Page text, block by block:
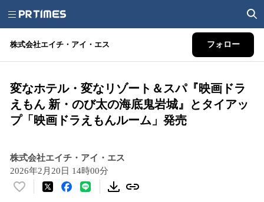
株式会社エイチ・アイ・エス フォロー
変なホテル・変なリゾート＆スパ『映画ドラ
えもん 新・のび太の海底鬼岩城』とタイアッ
プ「映画ドラえもんルーム」発売
株式会社エイチ・アイ・エス
2026年2月20日 14時00分
い